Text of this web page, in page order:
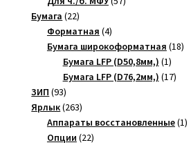
Бумага 2222
товара
Форматная 44
товара
Бумага широкоформатная 1818
Бумага LFP (D50,8мм,) 11
товар
Бумага LFP (D76,2мм,) 1717
ЗИП 9393
товара
Ярлык 263263
товара
Аппараты восстановленные 11
Опции 2222